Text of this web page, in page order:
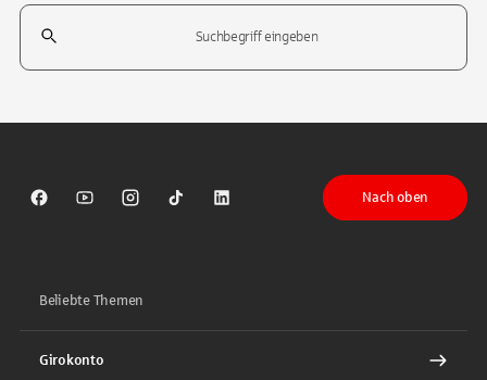
Suchfeld
Sparkasse auf Facebook
Sparkasse auf Youtube
Sparkasse auf Instagram
Sparkasse auf TikTok
Sparkasse auf LinkedIn
Nach oben
Beliebte Themen
Girokonto